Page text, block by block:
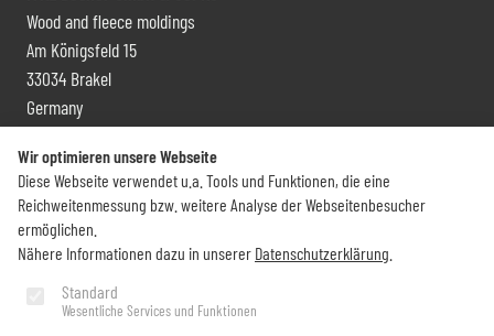
Wood and fleece moldings
Am Königsfeld 15
33034 Brakel
Germany
Contact and distribution
+49 (0) 5272 6009 0
info@becker-brakel.de
Would you like to stay up to date on all Becker things?
Wir optimieren unsere Webseite
Diese Webseite verwendet u.a. Tools und Funktionen, die eine
Reichweitenmessung bzw. weitere Analyse der Webseitenbesucher
ermöglichen.
Nähere Informationen dazu in unserer Datenschutzerklärung
Standard
Wesentliche Services und Funktionen